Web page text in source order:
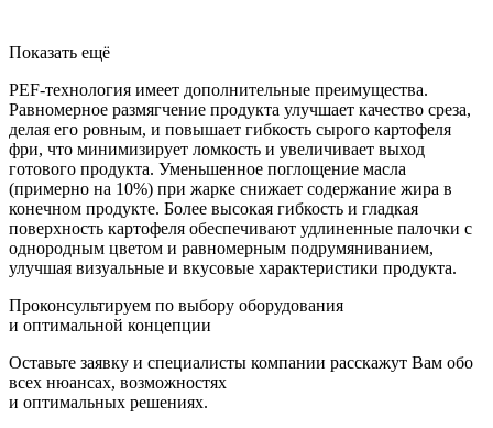
Показать ещё
PEF-технология имеет дополнительные преимущества.
Равномерное размягчение продукта улучшает качество среза,
делая его ровным, и повышает гибкость сырого картофеля
фри, что минимизирует ломкость и увеличивает выход
готового продукта. Уменьшенное поглощение масла
(примерно на 10%) при жарке снижает содержание жира в
конечном продукте. Более высокая гибкость и гладкая
поверхность картофеля обеспечивают удлиненные палочки с
однородным цветом и равномерным подрумяниванием,
улучшая визуальные и вкусовые характеристики продукта.
Проконсультируем по выбору оборудования
и оптимальной концепции
Оставьте заявку и специалисты компании расскажут Вам обо
всех нюансах, возможностях
и оптимальных решениях.